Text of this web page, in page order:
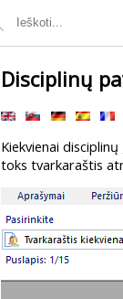
Disciplinų
Kiekvienai
toks tvarkaraštis